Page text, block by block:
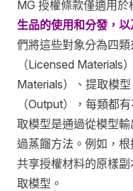
MG 授權條款僅適用
生品的使用和分發，
們將這些對象分為四
（Licensed Materials
Materials）、提取模
（Output），每類都
取模型是通過從模型
過蒸餾方法。例如，
共享授權材料的原樣
取模型。